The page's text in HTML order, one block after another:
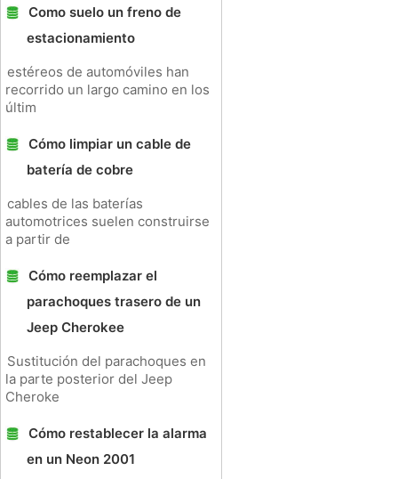
Como suelo un freno de
estacionamiento
estéreos de automóviles han
recorrido un largo camino en los
últim
Cómo limpiar un cable de
batería de cobre
cables de las baterías
automotrices suelen construirse
a partir de
Cómo reemplazar el
parachoques trasero de un
Jeep Cherokee
Sustitución del parachoques en
la parte posterior del Jeep
Cheroke
Cómo restablecer la alarma
en un Neon 2001